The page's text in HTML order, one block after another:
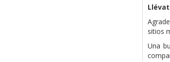
sitios
Una